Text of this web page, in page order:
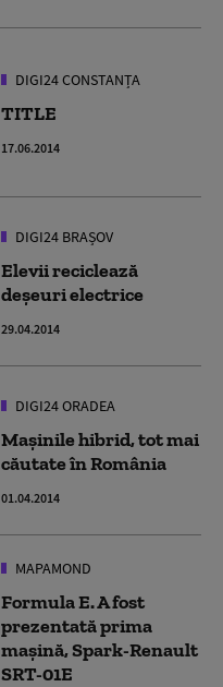
DIGI24 CONSTANȚA
TITLE
17.06.2014
DIGI24 BRAȘOV
Elevii reciclează
deşeuri electrice
29.04.2014
DIGI24 ORADEA
Maşinile hibrid, tot mai
căutate în România
01.04.2014
MAPAMOND
Formula E. A fost
prezentată prima
mașină, Spark-Renault
SRT-01E